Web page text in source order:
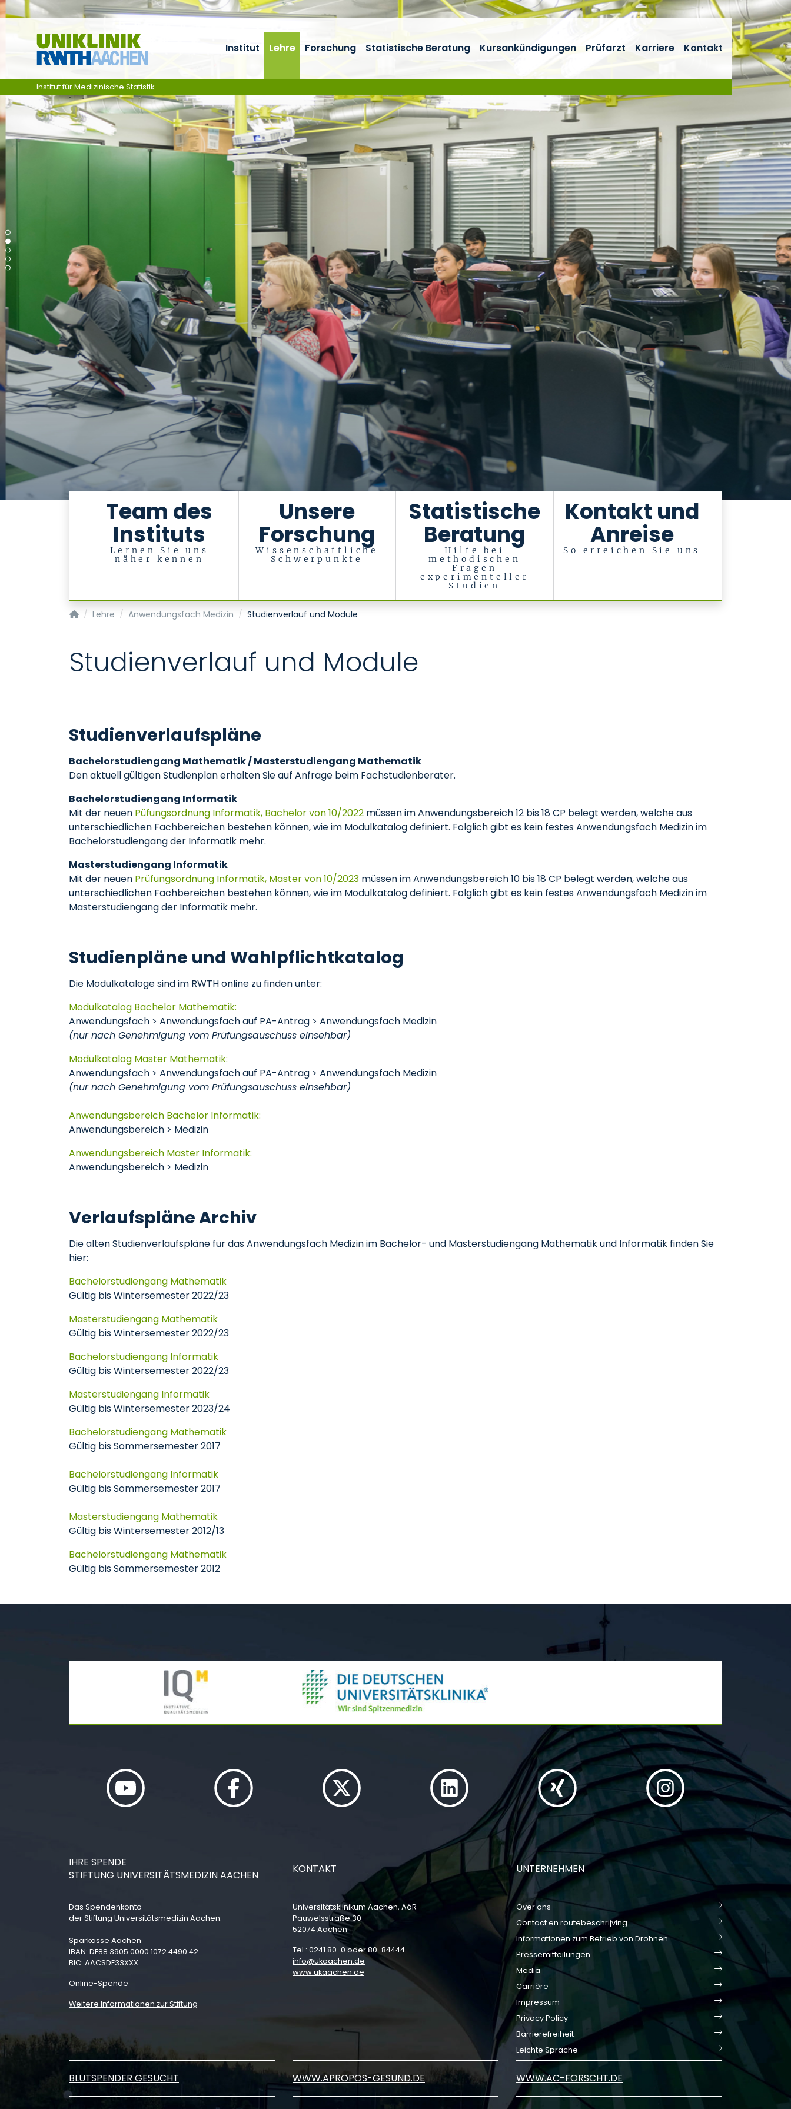
Ga naar navigatie
Team des
Instituts
Lernen Sie uns
näher kennen
Unsere
Forschung
Wissenschaftliche
Schwerpunkte
Statistische
Beratung
Hilfe bei
methodischen
Fragen
experimenteller
Studien
Kontakt und
Anreise
So erreichen Sie uns
Institut Lehre Forschung Statistische Beratung Kursankündigungen Prüfarzt Karriere Kontakt
Institut für Medizinische Statistik
Institut für Medizinische Statistik
Lehre Anwendungsfach Medizin Studienverlauf und Module
Studienverlauf und Module
Studienverlaufspläne
Bachelorstudiengang Mathematik / Masterstudiengang Mathematik
Den aktuell gültigen Studienplan erhalten Sie auf Anfrage beim Fachstudienberater.
Bachelorstudiengang Informatik
Mit der neuen Püfungsordnung Informatik, Bachelor von 10/2022 müssen im Anwendungsbereich 12 bis 18 CP belegt werden, welche aus
unterschiedlichen Fachbereichen bestehen können, wie im Modulkatalog definiert. Folglich gibt es kein festes Anwendungsfach Medizin im
Bachelorstudiengang der Informatik mehr.
Masterstudiengang Informatik
Mit der neuen Prüfungsordnung Informatik, Master von 10/2023 müssen im Anwendungsbereich 10 bis 18 CP belegt werden, welche aus
unterschiedlichen Fachbereichen bestehen können, wie im Modulkatalog definiert. Folglich gibt es kein festes Anwendungsfach Medizin im
Masterstudiengang der Informatik mehr.
Studienpläne und Wahlpflichtkatalog
Die Modulkataloge sind im RWTH online zu finden unter:
Modulkatalog Bachelor Mathematik:
Anwendungsfach > Anwendungsfach auf PA-Antrag > Anwendungsfach Medizin
(nur nach Genehmigung vom Prüfungsauschuss einsehbar)
Modulkatalog Master Mathematik:
Anwendungsfach > Anwendungsfach auf PA-Antrag > Anwendungsfach Medizin
(nur nach Genehmigung vom Prüfungsauschuss einsehbar)
Anwendungsbereich Bachelor Informatik:
Anwendungsbereich > Medizin
Anwendungsbereich Master Informatik:
Anwendungsbereich > Medizin
Verlaufspläne Archiv
Die alten Studienverlaufspläne für das Anwendungsfach Medizin im Bachelor- und Masterstudiengang Mathematik und Informatik finden Sie
hier:
Bachelorstudiengang Mathematik
Gültig bis Wintersemester 2022/23
Masterstudiengang Mathematik
Gültig bis Wintersemester 2022/23
Bachelorstudiengang Informatik
Gültig bis Wintersemester 2022/23
Masterstudiengang Informatik
Gültig bis Wintersemester 2023/24
Bachelorstudiengang Mathematik
Gültig bis Sommersemester 2017
Bachelorstudiengang Informatik
Gültig bis Sommersemester 2017
Masterstudiengang Mathematik
Gültig bis Wintersemester 2012/13
Bachelorstudiengang Mathematik
Gültig bis Sommersemester 2012
IHRE SPENDE
STIFTUNG UNIVERSITÄTSMEDIZIN AACHEN
Das Spendenkonto
der Stiftung Universitätsmedizin Aachen:
Sparkasse Aachen
IBAN: DE88 3905 0000 1072 4490 42
BIC: AACSDE33XXX
Online-Spende
Weitere Informationen zur Stiftung
KONTAKT
Universitätsklinikum Aachen, AöR
Pauwelsstraße 30
52074 Aachen
Tel.: 0241 80-0 oder 80-84444
info
ukaachen de
www.ukaachen.de
UNTERNEHMEN
Over ons
Contact en routebeschrijving
Informationen zum Betrieb von Drohnen
Pressemitteilungen
Media
Carrière
Impressum
Privacy Policy
Barrierefreiheit
Leichte Sprache
BLUTSPENDER GESUCHT WWW.APROPOS-GESUND.DE WWW.AC-FORSCHT.DE